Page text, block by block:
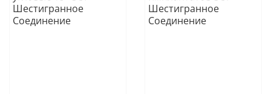
Шестигранное
Соединение
Шестигранное
Соединение